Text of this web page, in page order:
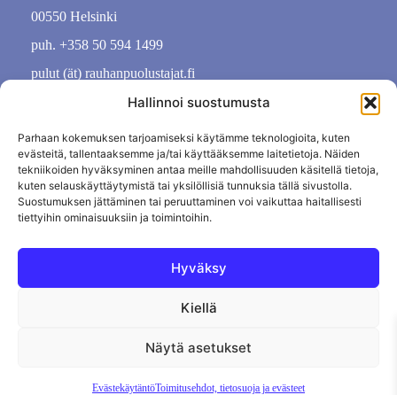
Hallinnoi suostumusta
Parhaan kokemuksen tarjoamiseksi käytämme teknologioita, kuten
evästeitä, tallentaaksemme ja/tai käyttääksemme laitetietoja. Näiden
tekniikoiden hyväksyminen antaa meille mahdollisuuden käsitellä tietoja,
kuten selauskäyttäytymistä tai yksilöllisiä tunnuksia tällä sivustolla.
Suostumuksen jättäminen tai peruuttaminen voi vaikuttaa haitallisesti
tiettyihin ominaisuuksiin ja toimintoihin.
Hyväksy
Kiellä
Näytä asetukset
EvästekäytäntöToimitusehdot, tietosuoja ja evästeet
00550 Helsinki
puh. +358 50 594 1499
pulut (ät) rauhanpuolustajat.fi
Evästekäytäntö
Tilauksen peruutus